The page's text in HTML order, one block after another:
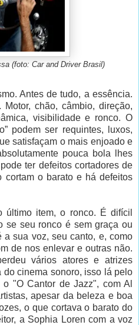
(foto: Car and Driver Brasil)
Antes de tudo, a essência.
chão, câmbio, direção,
visibilidade e ronco. O
podem ser requintes, luxos,
satisfaçam o mais enjoado e
pouca bola lhes
ter defeitos cortadores de
cortam o barato e há defeitos
último item, o ronco. É difícil
se seu ronco é sem graça ou
a sua voz, seu canto, e, como
de nos enlevar e outras não.
vários atores e atrizes
cinema sonoro, isso lá pelo
"O Cantor de Jazz", com Al
apesar da beleza e boa
o que cortava o barato do
a Sophia Loren com a voz